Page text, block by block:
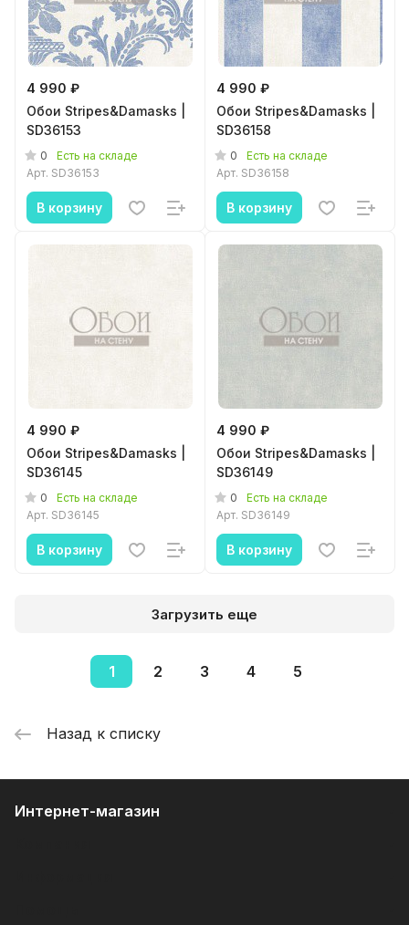
4 990 ₽
Обои Stripes&Damasks |
SD36153
0
Есть на складе
Арт. SD36153
В корзину
4 990 ₽
Обои Stripes&Damasks |
SD36158
0
Есть на складе
Арт. SD36158
В корзину
4 990 ₽
Обои Stripes&Damasks |
SD36145
0
Есть на складе
Арт. SD36145
В корзину
4 990 ₽
Обои Stripes&Damasks |
SD36149
0
Есть на складе
Арт. SD36149
В корзину
Загрузить еще
1 2 3 4 5
Назад к списку
Интернет-магазин